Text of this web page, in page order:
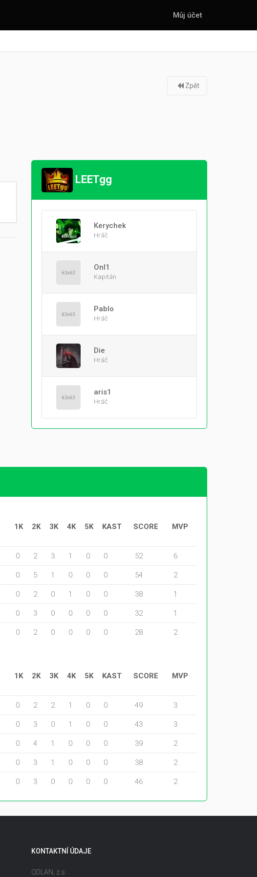
Můj účet
Zpět
LEETgg
Kerychek
Hráč
Onl1
Kapitán
PabIo
Hráč
Die
Hráč
aris1
Hráč
1K 2K 3K 4K 5K KAST SCORE MVP
0 2 3 1 0 0 52 6
0 5 1 0 0 0 54 2
0 2 0 1 0 0 38 1
0 3 0 0 0 0 32 1
0 2 0 0 0 0 28 2
1K 2K 3K 4K 5K KAST SCORE MVP
0 2 2 1 0 0 49 3
0 3 0 1 0 0 43 3
0 4 1 0 0 0 39 2
0 3 1 0 0 0 38 2
0 3 0 0 0 0 46 2
KONTAKTNÍ ÚDAJE
QDLAN, z.s.